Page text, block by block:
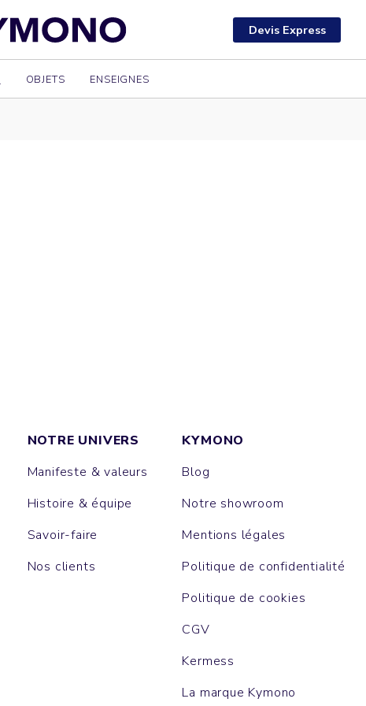
Devis Express
OBJETS ENSEIGNES
NOTRE UNIVERS
Manifeste & valeurs
Histoire & équipe
Savoir-faire
Nos clients
KYMONO
Blog
Notre showroom
Mentions légales
Politique de confidentialité
Politique de cookies
CGV
Kermess
La marque Kymono